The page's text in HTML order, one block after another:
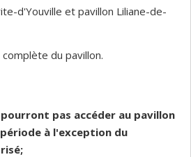
d'Youville et pavillon Liliane-de-
du pavillon.
pourront pas accéder au pavillon
à l'exception du